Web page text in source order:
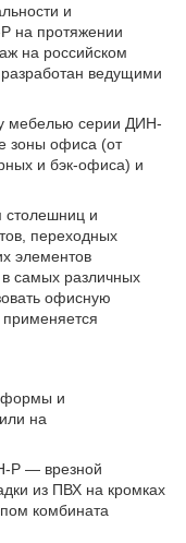
и
на протяжении
на российском
ведущими
мебелью серии ДИН-
зоны офиса (от
и бэк-офиса) и
и
переходных
элементов
самых различных
офисную
формы и
на
Р — врезной
из ПВХ на кромках
комбината